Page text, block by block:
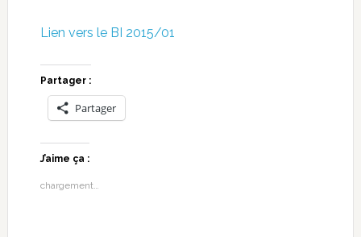
Lien vers le BI 2015/01
Partager :
Partager
J’aime ça :
chargement…